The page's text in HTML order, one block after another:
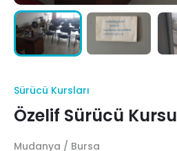
Sürücü Kursları
Özelif Sürücü Kursu
Mudanya / Bursa